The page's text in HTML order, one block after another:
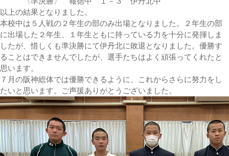
以上の結果となりました。
本校中は５人戦の２年生の部のみ出場となりました。２年生の部
に出場した２年生、１年生ともに持っている力を十分に発揮しま
したが、惜しくも準決勝にて伊丹北に敗退となりました。優勝す
ることはできませんでしたが、選手たちはよく頑張ってくれたと
思います。
７月の阪神総体では優勝できるように、これからさらに努力をし
たいと思います。ご声援ありがとうございました。